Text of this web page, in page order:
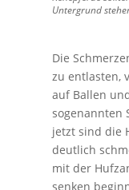
Untergrund
Die
zu entlasten,
auf Ballen
sogenannten
jetzt sind die
deutlich
mit der
senken